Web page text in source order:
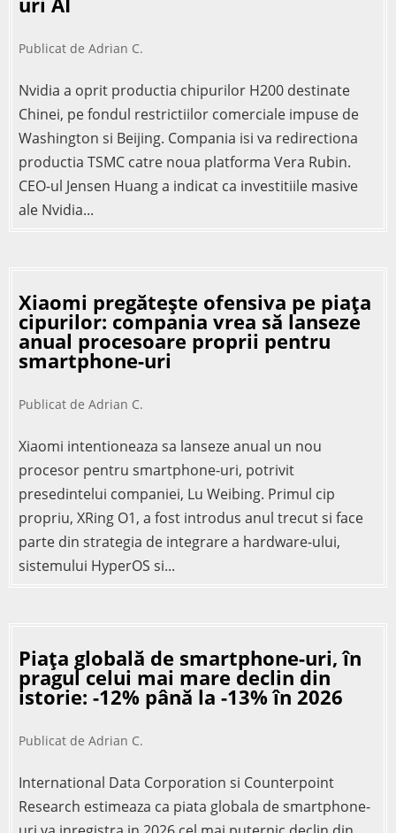
Publicat de Adrian C.
Nvidia a oprit productia chipurilor H200 destinate
Chinei, pe fondul restrictiilor comerciale impuse de
Washington si Beijing. Compania isi va redirectiona
productia TSMC catre noua platforma Vera Rubin.
CEO-ul Jensen Huang a indicat ca investitiile masive
ale Nvidia...
Xiaomi pregătește ofensiva pe piața
cipurilor: compania vrea să lanseze
anual procesoare proprii pentru
smartphone-uri
Publicat de Adrian C.
Xiaomi intentioneaza sa lanseze anual un nou
procesor pentru smartphone-uri, potrivit
presedintelui companiei, Lu Weibing. Primul cip
propriu, XRing O1, a fost introdus anul trecut si face
parte din strategia de integrare a hardware-ului,
sistemului HyperOS si...
Piața globală de smartphone-uri, în
pragul celui mai mare declin din
istorie: -12% până la -13% în 2026
Publicat de Adrian C.
International Data Corporation si Counterpoint
Research estimeaza ca piata globala de smartphone-